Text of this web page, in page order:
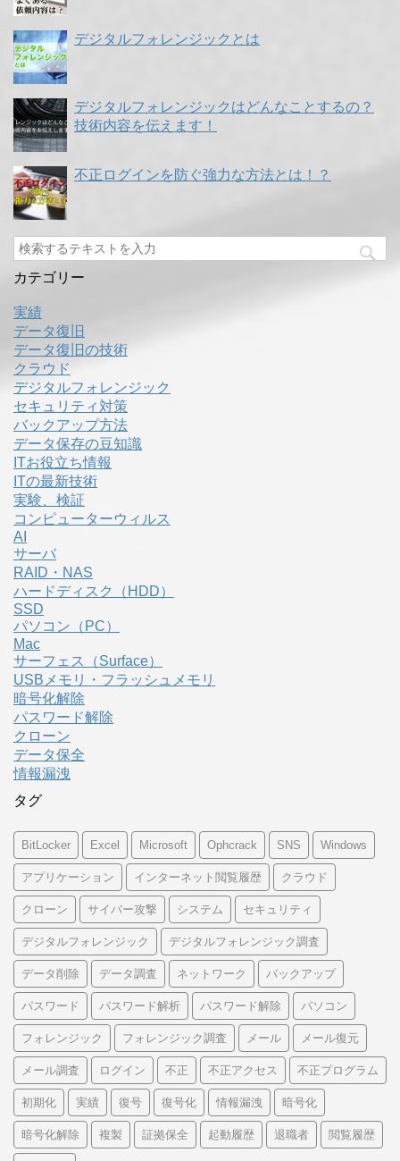
デジタルフォレンジックとは
デジタルフォレンジックはどんなことするの？
技術内容を伝えます！
不正ログインを防ぐ強力な方法とは！？
カテゴリー
実績
データ復旧
データ復旧の技術
クラウド
デジタルフォレンジック
セキュリティ対策
バックアップ方法
データ保存の豆知識
ITお役立ち情報
ITの最新技術
実験、検証
コンピューターウィルス
AI
サーバ
RAID・NAS
ハードディスク（HDD）
SSD
パソコン（PC）
Mac
サーフェス（Surface）
USBメモリ・フラッシュメモリ
暗号化解除
パスワード解除
クローン
データ保全
情報漏洩
タグ
BitLocker Excel Microsoft Ophcrack SNS Windows
アプリケーション インターネット閲覧履歴 クラウド
クローン サイバー攻撃 システム セキュリティ
デジタルフォレンジック デジタルフォレンジック調査
データ削除 データ調査 ネットワーク バックアップ
パスワード パスワード解析 パスワード解除 パソコン
フォレンジック フォレンジック調査 メール メール復元
メール調査 ログイン 不正 不正アクセス 不正プログラム
初期化 実績 復号 復号化 情報漏洩 暗号化
暗号化解除 複製 証拠保全 起動履歴 退職者 閲覧履歴